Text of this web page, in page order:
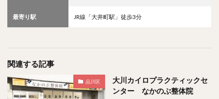
最寄り駅 JR線「大井町駅」徒歩3分
関連する記事
品川区
大川カイロプラクティックセ
ンター なかのぶ整体院